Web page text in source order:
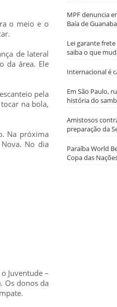
o meio e o
de lateral
da área. Ele
pela
na bola,
Na próxima
No dia
Juventude –
Os donos da
MPF denuncia
Baía de
Lei garante
saiba o que
Internacional é
Em São Paulo,
história do
Amistosos
preparação da
Paraíba World
Copa das